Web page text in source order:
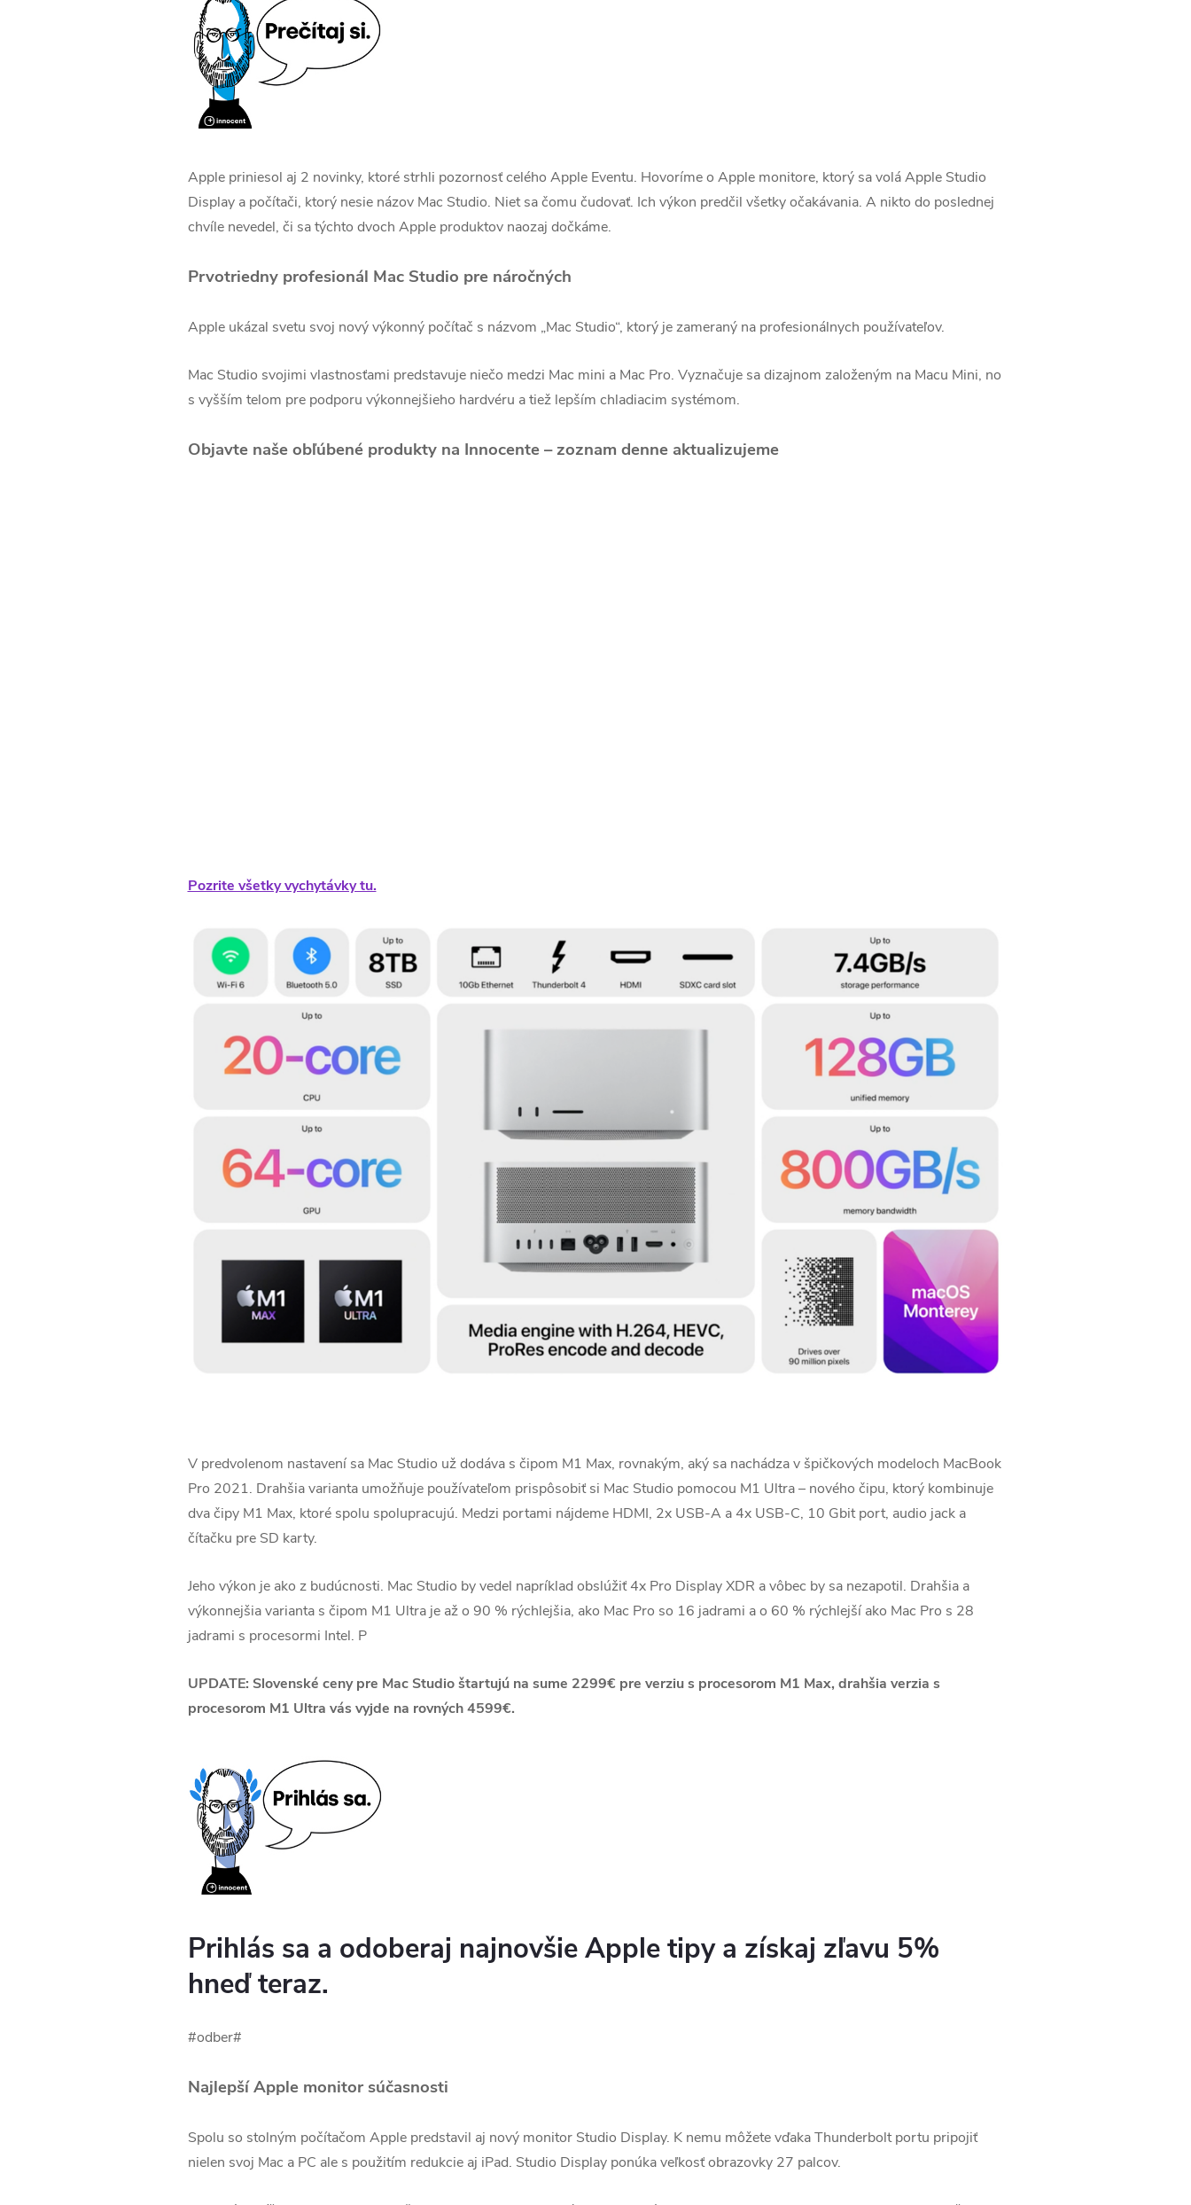
Apple priniesol aj 2 novinky, ktoré strhli pozornosť celého Apple Eventu. Hovoríme o Apple monitore, ktorý sa volá Apple Studio
Display a počítači, ktorý nesie názov Mac Studio. Niet sa čomu čudovať. Ich výkon predčil všetky očakávania. A nikto do poslednej
chvíle nevedel, či sa týchto dvoch Apple produktov naozaj dočkáme.
Prvotriedny profesionál Mac Studio pre náročných
Apple ukázal svetu svoj nový výkonný počítač s názvom „Mac Studio“, ktorý je zameraný na profesionálnych používateľov.
Mac Studio svojimi vlastnosťami predstavuje niečo medzi Mac mini a Mac Pro. Vyznačuje sa dizajnom založeným na Macu Mini, no
s vyšším telom pre podporu výkonnejšieho hardvéru a tiež lepším chladiacim systémom.
Objavte naše obľúbené produkty na Innocente – zoznam denne aktualizujeme
Pozrite všetky vychytávky tu.
V predvolenom nastavení sa Mac Studio už dodáva s čipom M1 Max, rovnakým, aký sa nachádza v špičkových modeloch MacBook
Pro 2021. Drahšia varianta umožňuje používateľom prispôsobiť si Mac Studio pomocou M1 Ultra – nového čipu, ktorý kombinuje
dva čipy M1 Max, ktoré spolu spolupracujú. Medzi portami nájdeme HDMI, 2x USB-A a 4x USB-C, 10 Gbit port, audio jack a
čítačku pre SD karty.
Jeho výkon je ako z budúcnosti. Mac Studio by vedel napríklad obslúžiť 4x Pro Display XDR a vôbec by sa nezapotil. Drahšia a
výkonnejšia varianta s čipom M1 Ultra je až o 90 % rýchlejšia, ako Mac Pro so 16 jadrami a o 60 % rýchlejší ako Mac Pro s 28
jadrami s procesormi Intel. P
UPDATE: Slovenské ceny pre Mac Studio štartujú na sume 2299€ pre verziu s procesorom M1 Max, drahšia verzia s
procesorom M1 Ultra vás vyjde na rovných 4599€.
Prihlás sa a odoberaj najnovšie Apple tipy a získaj zľavu 5%
hneď teraz.
#odber#
Najlepší Apple monitor súčasnosti
Spolu so stolným počítačom Apple predstavil aj nový monitor Studio Display. K nemu môžete vďaka Thunderbolt portu pripojiť
nielen svoj Mac a PC ale s použitím redukcie aj iPad. Studio Display ponúka veľkosť obrazovky 27 palcov.